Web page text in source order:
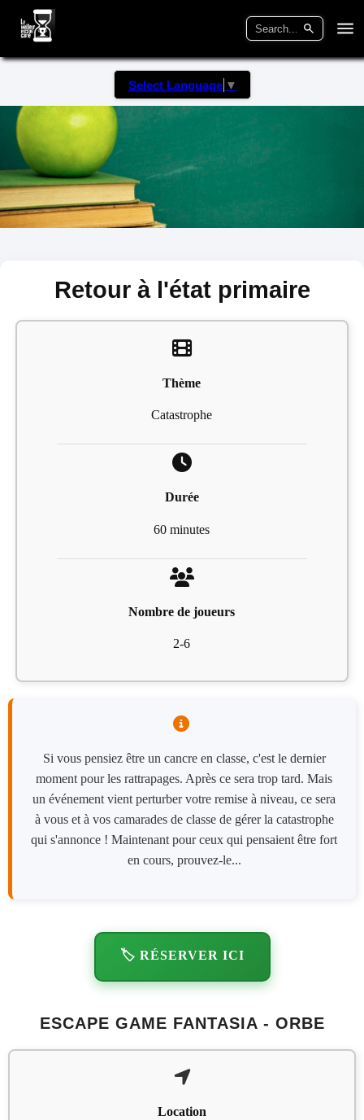
Select Language ▼
Retour à l'état primaire
Thème
Catastrophe
Durée
60 minutes
Nombre de joueurs
2-6
Si vous pensiez être un cancre en classe, c'est le dernier
moment pour les rattrapages. Après ce sera trop tard. Mais
un événement vient perturber votre remise à niveau, ce sera
à vous et à vos camarades de classe de gérer la catastrophe
qui s'annonce ! Maintenant pour ceux qui pensaient être fort
en cours, prouvez-le...
🏷️ RÉSERVER ICI
ESCAPE GAME FANTASIA - ORBE
Location